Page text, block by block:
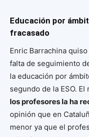
Educación por
fracasado
Enric Barrachina
falta de seguimiento
la educación por
segundo de la ESO.
los profesores la ha
opinión que en
menor ya que el